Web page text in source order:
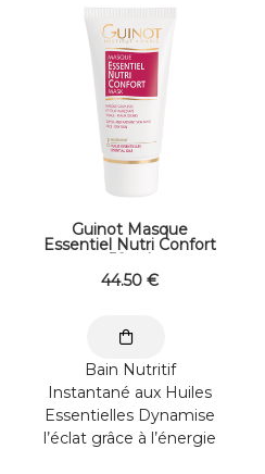
apaisante, anti-traces
et ...
Guinot Masque
Essentiel Nutri Confort
50 ml
44.50 €
Bain Nutritif
Instantané aux Huiles
Essentielles Dynamise
l’éclat grâce à l’énergie